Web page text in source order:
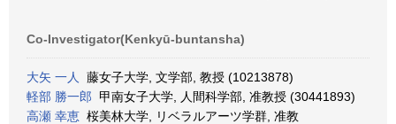
Co-Investigator(Kenkyū-buntansha)
大矢 一人
藤女子大学, 文学部, 教授 (10213878)
軽部 勝一郎 甲南女子大学, 人間科学部, 准教授 (30441893)
高瀬 幸恵 桜美林大学, リベラルアーツ学群, 准教